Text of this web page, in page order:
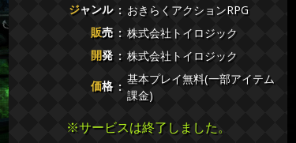
ジャンル
おきらくアクションRPG
販売
株式会社トイロジック
開発
株式会社トイロジック
価格
基本プレイ無料(一部アイテム
課金)
※サービスは終了しました。